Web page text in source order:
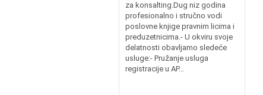
za konsalting.Dug niz godina
profesionalno i stručno vodi
poslovne knjige pravnim licima i
preduzetnicima.- U okviru svoje
delatnosti obavljamo sledeće
usluge:- Pružanje usluga
registracije u AP...